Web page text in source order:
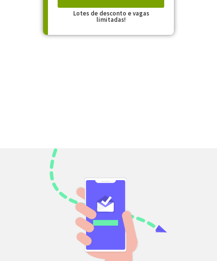
Lotes de desconto e vagas
limitadas!